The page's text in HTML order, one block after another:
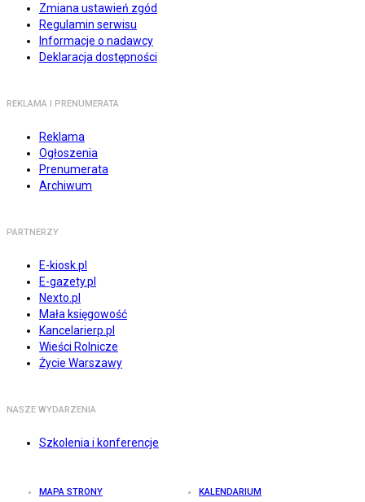
Zmiana ustawień zgód
Regulamin serwisu
Informacje o nadawcy
Deklaracja dostępności
REKLAMA I PRENUMERATA
Reklama
Ogłoszenia
Prenumerata
Archiwum
PARTNERZY
E-kiosk.pl
E-gazety.pl
Nexto.pl
Mała księgowość
Kancelarierp.pl
Wieści Rolnicze
Życie Warszawy
NASZE WYDARZENIA
Szkolenia i konferencje
MAPA STRONY KALENDARIUM